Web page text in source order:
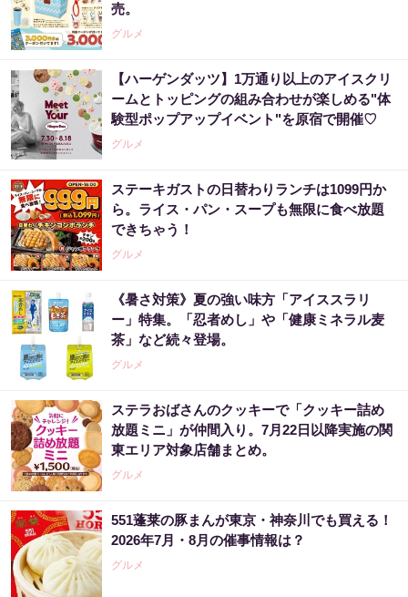
売。
グルメ
【ハーゲンダッツ】1万通り以上のアイスクリ
ームとトッピングの組み合わせが楽しめる"体
験型ポップアップイベント"を原宿で開催♡
グルメ
ステーキガストの日替わりランチは1099円か
ら。ライス・パン・スープも無限に食べ放題
できちゃう！
グルメ
《暑さ対策》夏の強い味方「アイススラリ
ー」特集。「忍者めし」や「健康ミネラル麦
茶」など続々登場。
グルメ
ステラおばさんのクッキーで「クッキー詰め
放題ミニ」が仲間入り。7月22日以降実施の関
東エリア対象店舗まとめ。
グルメ
551蓬莱の豚まんが東京・神奈川でも買える！
2026年7月・8月の催事情報は？
グルメ